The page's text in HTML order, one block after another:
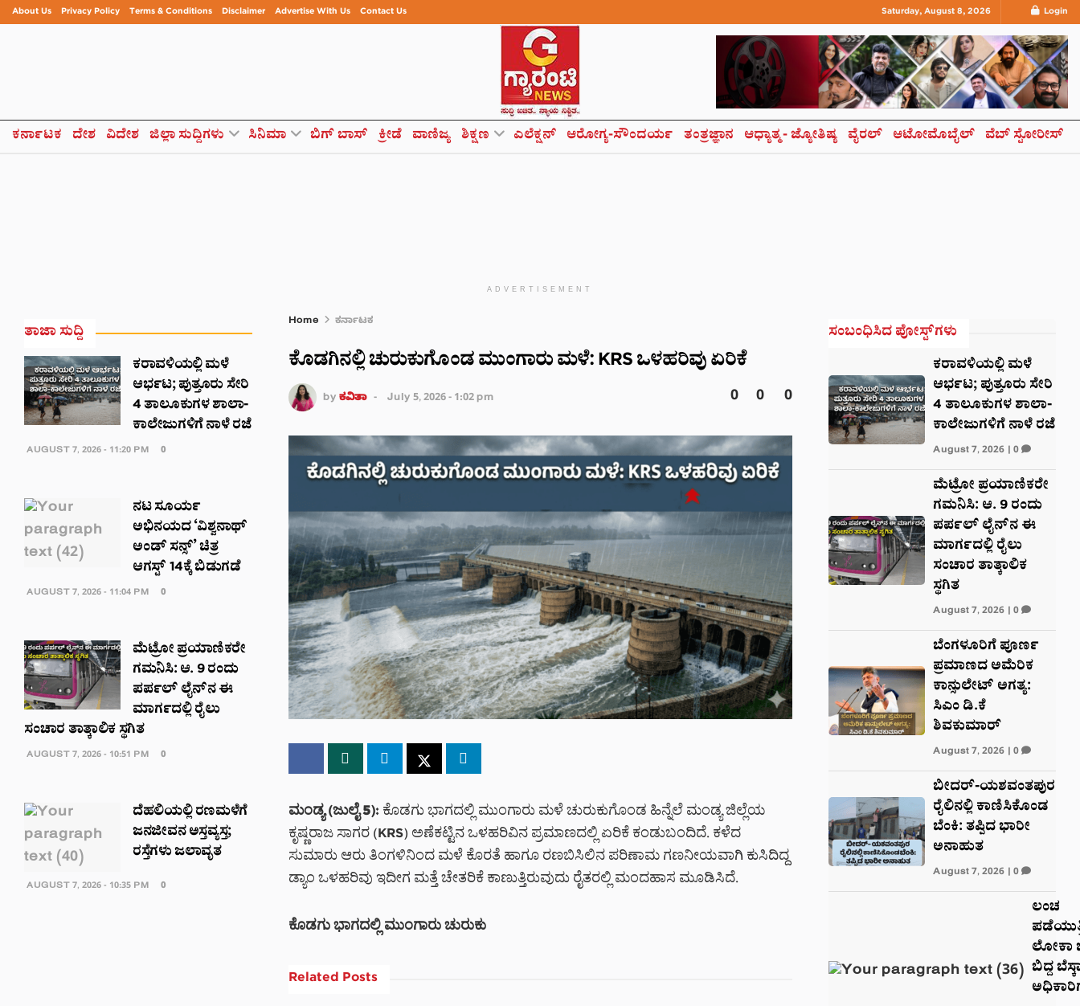
About Us Privacy Policy Terms & Conditions Disclaimer Advertise With Us Contact Us Saturday, August 8, 2026 Login
ಕರ್ನಾಟಕ ದೇಶ ವಿದೇಶ ಜಿಲ್ಲಾ ಸುದ್ದಿಗಳು ಸಿನಿಮಾ ಬಿಗ್ ಬಾಸ್ ಕ್ರೀಡೆ ವಾಣಿಜ್ಯ ಶಿಕ್ಷಣ ಎಲೆಕ್ಷನ್ ಆರೋಗ್ಯ-ಸೌಂದರ್ಯ ತಂತ್ರಜ್ಞಾನ ಆಧ್ಯಾತ್ಮ- ಜ್ಯೋತಿಷ್ಯ ವೈರಲ್ ಆಟೋಮೊಬೈಲ್ ವೆಬ್ ಸ್ಟೋರೀಸ್
ADVERTISEMENT
Home ಕರ್ನಾಟಕ
ಕೊಡಗಿನಲ್ಲಿ ಚುರುಕುಗೊಂಡ ಮುಂಗಾರು ಮಳೆ: KRS ಒಳಹರಿವು ಏರಿಕೆ
by ಕವಿತಾ July 5, 2026 - 1:02 pm 0 0 0
ಮಂಡ್ಯ (ಜುಲೈ 5):ಕೊಡಗು ಭಾಗದಲ್ಲಿ ಮುಂಗಾರು ಮಳೆ ಚುರುಕುಗೊಂಡ ಹಿನ್ನೆಲೆ ಮಂಡ್ಯ ಜಿಲ್ಲೆಯ
ಕೃಷ್ಣರಾಜ ಸಾಗರ (KRS) ಅಣೆಕಟ್ಟಿನ ಒಳಹರಿವಿನ ಪ್ರಮಾಣದಲ್ಲಿ ಏರಿಕೆ ಕಂಡುಬಂದಿದೆ. ಕಳೆದ
ಸುಮಾರು ಆರು ತಿಂಗಳಿನಿಂದ ಮಳೆ ಕೊರತೆ ಹಾಗೂ ರಣಬಿಸಿಲಿನ ಪರಿಣಾಮ ಗಣನೀಯವಾಗಿ ಕುಸಿದಿದ್ದ
ಡ್ಯಾಂ ಒಳಹರಿವು ಇದೀಗ ಮತ್ತೆ ಚೇತರಿಕೆ ಕಾಣುತ್ತಿರುವುದು ರೈತರಲ್ಲಿ ಮಂದಹಾಸ ಮೂಡಿಸಿದೆ.
ಕೊಡಗು ಭಾಗದಲ್ಲಿ ಮುಂಗಾರು ಚುರುಕು
Related Posts
ತಾಜಾ ಸುದ್ದಿ
ಕರಾವಳಿಯಲ್ಲಿ ಮಳೆ
ಆರ್ಭಟ; ಪುತ್ತೂರು ಸೇರಿ
4 ತಾಲೂಕುಗಳ ಶಾಲಾ-
ಕಾಲೇಜುಗಳಿಗೆ ನಾಳೆ ರಜೆ
AUGUST 7, 2026 - 11:20 PM 0
ನಟ ಸೂರ್ಯ
ಅಭಿನಯದ ‘ವಿಶ್ವನಾಥ್
ಅಂಡ್ ಸನ್ಸ್’ ಚಿತ್ರ
ಆಗಸ್ಟ್ 14ಕ್ಕೆ ಬಿಡುಗಡೆ
AUGUST 7, 2026 - 11:04 PM 0
ಮೆಟ್ರೋ ಪ್ರಯಾಣಿಕರೇ
ಗಮನಿಸಿ: ಆ. 9 ರಂದು
ಪರ್ಪಲ್ ಲೈನ್‌ನ ಈ
ಮಾರ್ಗದಲ್ಲಿ ರೈಲು
ಸಂಚಾರ ತಾತ್ಕಾಲಿಕ ಸ್ಥಗಿತ
AUGUST 7, 2026 - 10:51 PM 0
ದೆಹಲಿಯಲ್ಲಿ ರಣಮಳೆಗೆ
ಜನಜೀವನ ಅಸ್ತವ್ಯಸ್ತ;
ರಸ್ತೆಗಳು ಜಲಾವೃತ
AUGUST 7, 2026 - 10:35 PM 0
ಸಂಬಂಧಿಸಿದ ಪೋಸ್ಟ್‌ಗಳು
ಕರಾವಳಿಯಲ್ಲಿ ಮಳೆ
ಆರ್ಭಟ; ಪುತ್ತೂರು ಸೇರಿ
4 ತಾಲೂಕುಗಳ ಶಾಲಾ-
ಕಾಲೇಜುಗಳಿಗೆ ನಾಳೆ ರಜೆ
August 7, 2026| 0
ಮೆಟ್ರೋ ಪ್ರಯಾಣಿಕರೇ
ಗಮನಿಸಿ: ಆ. 9 ರಂದು
ಪರ್ಪಲ್ ಲೈನ್‌ನ ಈ
ಮಾರ್ಗದಲ್ಲಿ ರೈಲು
ಸಂಚಾರ ತಾತ್ಕಾಲಿಕ
ಸ್ಥಗಿತ
August 7, 2026| 0
ಬೆಂಗಳೂರಿಗೆ ಪೂರ್ಣ
ಪ್ರಮಾಣದ ಅಮೆರಿಕ
ಕಾನ್ಸುಲೇಟ್ ಅಗತ್ಯ:
ಸಿಎಂ ಡಿ.ಕೆ
ಶಿವಕುಮಾರ್
August 7, 2026| 0
ಬೀದರ್-ಯಶವಂತಪುರ
ರೈಲಿನಲ್ಲಿ ಕಾಣಿಸಿಕೊಂಡ
ಬೆಂಕಿ: ತಪ್ಪಿದ ಭಾರೀ
ಅನಾಹುತ
August 7, 2026| 0
ಲಂಚ
ಲೋಕಾ
ಬಿದ್ದ